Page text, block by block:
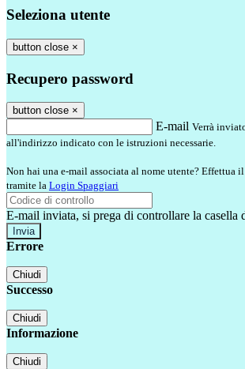
Seleziona utente
button close ×
Recupero password
button close ×
E-mail Verrà
all'indirizzo indicato con le istruzioni necessarie.
Non hai una e-mail associata al nome utente? Effettua
tramite la Login Spaggiari
E-mail inviata, si prega di controllare la casella
Errore
Chiudi
Successo
Chiudi
Informazione
Chiudi